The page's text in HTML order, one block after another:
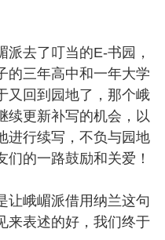
去了叮当的E-书园，
的三年高中和一年大学
又回到园地了，那个峨
续更新补写的机会，以
进行续写，不负与园地
的一路鼓励和关爱！
让峨嵋派借用纳兰这句
表述的好，我们终于